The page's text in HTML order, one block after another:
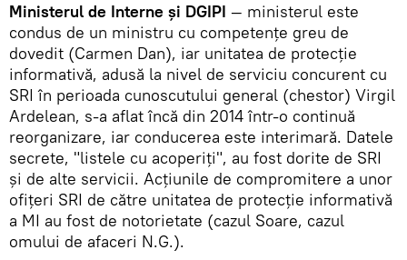
Ministerul de Interne şi DGIPI — ministerul este
condus de un ministru cu competenţe greu de
dovedit (Carmen Dan), iar unitatea de protecţie
informativă, adusă la nivel de serviciu concurent cu
SRI în perioada cunoscutului general (chestor) Virgil
Ardelean, s-a aflat încă din 2014 într-o continuă
reorganizare, iar conducerea este interimară. Datele
secrete, "listele cu acoperiţi", au fost dorite de SRI
şi de alte servicii. Acţiunile de compromitere a unor
ofiţeri SRI de către unitatea de protecţie informativă
a MI au fost de notorietate (cazul Soare, cazul
omului de afaceri N.G.).